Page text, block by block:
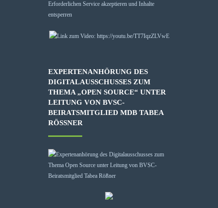
Erforderlichen Service akzeptieren und Inhalte
entsperren
EXPERTENANHÖRUNG DES
DIGITALAUSSCHUSSES ZUM
THEMA „OPEN SOURCE“ UNTER
LEITUNG VON BVSC-
BEIRATSMITGLIED MDB TABEA
RÖSSNER